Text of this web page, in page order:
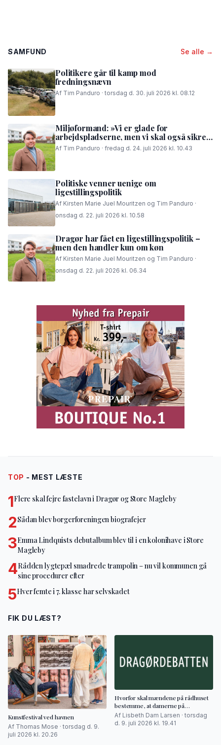
SAMFUND Se alle →
Politikere går til kamp mod
fredningsnævn
Af Tim Panduro · torsdag d. 30. juli 2026 kl. 08.12
Miljøformand: »Vi er glade for
arbejdspladserne, men vi skal også sikre,
at folk i området kan få en god nattesøvn«
Af Tim Panduro · fredag d. 24. juli 2026 kl. 10.43
Politiske venner uenige om
ligestillingspolitik
Af Kirsten Marie Juel Mouritzen og Tim Panduro ·
onsdag d. 22. juli 2026 kl. 10.58
Dragør har fået en ligestillingspolitik –
men den handler kun om køn
Af Kirsten Marie Juel Mouritzen og Tim Panduro ·
onsdag d. 22. juli 2026 kl. 06.34
TOP - MEST LÆSTE
1Flere skal fejre fastelavn i Dragør og Store Magleby
2Sådan blev borgerforeningen biografejer
3Emma Lindquists debutalbum blev til i en kolonihave i Store
Magleby
4Rådden lygtepæl smadrede trampolin – nu vil kommunen gå
sine procedurer efter
5Hver femte i 7. klasse har selvskadet
FIK DU LÆST?
Kunstfestival ved havnen
Af Thomas Mose · torsdag d. 9.
juli 2026 kl. 20.26
Hvorfor skal mændene på rådhuset
bestemme, at damerne på
badeanstalten skal have tøj på?
Af Lisbeth Dam Larsen · torsdag
d. 9. juli 2026 kl. 19.41